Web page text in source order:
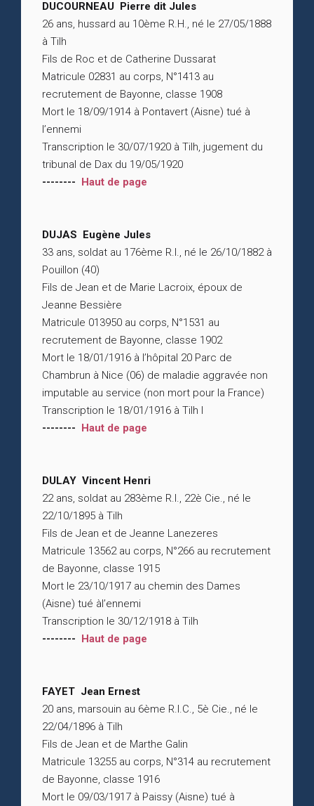
DUCOURNEAU Pierre dit Jules
26 ans, hussard au 10ème R.H., né le 27/05/1888
à Tilh
Fils de Roc et de Catherine Dussarat
Matricule 02831 au corps, N°1413 au
recrutement de Bayonne, classe 1908
Mort le 18/09/1914 à Pontavert (Aisne) tué à
l’ennemi
Transcription le 30/07/1920 à Tilh, jugement du
tribunal de Dax du 19/05/1920
-------- Haut de page
DUJAS Eugène Jules
33 ans, soldat au 176ème R.I., né le 26/10/1882 à
Pouillon (40)
Fils de Jean et de Marie Lacroix, époux de
Jeanne Bessière
Matricule 013950 au corps, N°1531 au
recrutement de Bayonne, classe 1902
Mort le 18/01/1916 à l’hôpital 20 Parc de
Chambrun à Nice (06) de maladie aggravée non
imputable au service (non mort pour la France)
Transcription le 18/01/1916 à Tilh l
-------- Haut de page
DULAY Vincent Henri
22 ans, soldat au 283ème R.I., 22è Cie., né le
22/10/1895 à Tilh
Fils de Jean et de Jeanne Lanezeres
Matricule 13562 au corps, N°266 au recrutement
de Bayonne, classe 1915
Mort le 23/10/1917 au chemin des Dames
(Aisne) tué àl’ennemi
Transcription le 30/12/1918 à Tilh
-------- Haut de page
FAYET Jean Ernest
20 ans, marsouin au 6ème R.I.C., 5è Cie., né le
22/04/1896 à Tilh
Fils de Jean et de Marthe Galin
Matricule 13255 au corps, N°314 au recrutement
de Bayonne, classe 1916
Mort le 09/03/1917 à Paissy (Aisne) tué à